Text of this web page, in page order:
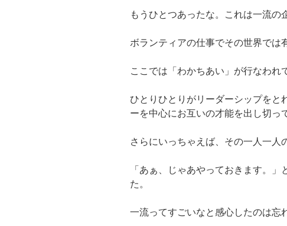
もうひとつあったな。これは一流の
ボランティアの仕事でその世界では
ここでは「わかちあい」が行なわれ
ひとりひとりがリーダーシップをと
ーを中心にお互いの才能を出し切っ
さらにいっちゃえば、その一人一人
「あぁ、じゃあやっておきます。
た。
一流ってすごいなと感心したのは忘